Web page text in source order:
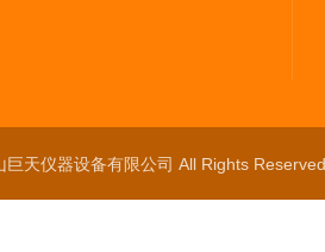
巨天仪器设备有限公司 All Rights